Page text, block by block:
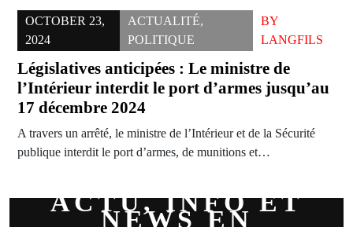
OCTOBER 23,
2024
ACTUALITÉ,
POLITIQUE
BY
LANGFILS
Législatives anticipées : Le ministre de
l’Intérieur interdit le port d’armes jusqu’au
17 décembre 2024
A travers un arrêté, le ministre de l’Intérieur et de la Sécurité
publique interdit le port d’armes, de munitions et…
ACTU, INFO ET
NEWS EN